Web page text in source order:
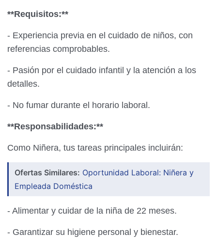
**Requisitos:**
- Experiencia previa en el cuidado de niños, con
referencias comprobables.
- Pasión por el cuidado infantil y la atención a los
detalles.
- No fumar durante el horario laboral.
**Responsabilidades:**
Como Niñera, tus tareas principales incluirán:
Ofertas Similares: Oportunidad Laboral: Niñera y
Empleada Doméstica
- Alimentar y cuidar de la niña de 22 meses.
- Garantizar su higiene personal y bienestar.